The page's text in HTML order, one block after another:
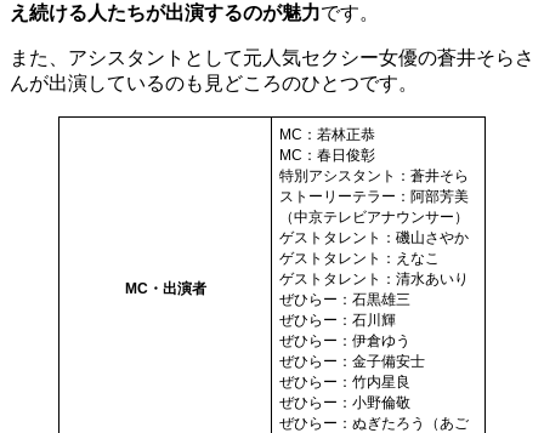
え続ける人たちが出演するのが魅力です。
また、アシスタントとして元人気セクシー女優の蒼井そらさ
んが出演しているのも見どころのひとつです。
MC・出演者
MC：若林正恭
MC：春日俊彰
特別アシスタント：蒼井そら
ストーリーテラー：阿部芳美
（中京テレビアナウンサー）
ゲストタレント：磯山さやか
ゲストタレント：えなこ
ゲストタレント：清水あいり
ぜひらー：石黒雄三
ぜひらー：石川輝
ぜひらー：伊倉ゆう
ぜひらー：金子備安士
ぜひらー：竹内星良
ぜひらー：小野倫敬
ぜひらー：ぬぎたろう（あご